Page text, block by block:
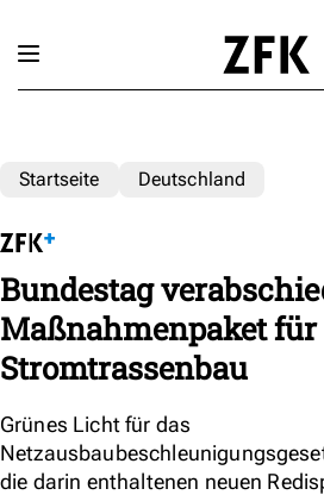
Startseite Deutschland
Bundestag
Maßnahmenpaket
Stromtrassenbau
Grünes Licht für das
die darin enthaltenen neuen